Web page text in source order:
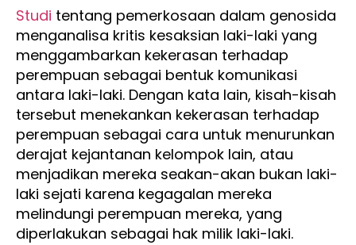
Studi tentang pemerkosaan dalam genosida
menganalisa kritis kesaksian laki-laki yang
menggambarkan kekerasan terhadap
perempuan sebagai bentuk komunikasi
antara laki-laki. Dengan kata lain, kisah-kisah
tersebut menekankan kekerasan terhadap
perempuan sebagai cara untuk menurunkan
derajat kejantanan kelompok lain, atau
menjadikan mereka seakan-akan bukan laki-
laki sejati karena kegagalan mereka
melindungi perempuan mereka, yang
diperlakukan sebagai hak milik laki-laki.